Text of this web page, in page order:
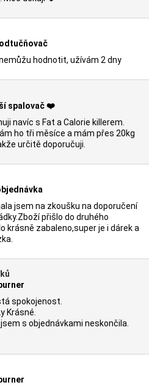
hodnotit, užívám 2 dny
spalovač ❤️
navíc s Fat a Calorie killerem.
ho tři měsíce a mám přes 20kg
určitě doporučuji.
jsem na zkoušku na doporučení
přišlo do druhého
krásně zabaleno,super je i dárek a
spokojenost.
Krásné.
s objednávkami neskončila.